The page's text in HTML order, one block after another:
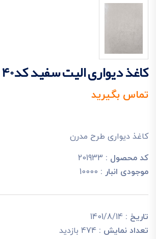
کاغذ دیواری الیت سفید کد40
تماس بگیرید
کاغذ دیواری طرح مدرن
کد محصول : 201933
موجودی انبار : 10000
تاریخ : 1401/8/14
تعداد نمایش : 474 بازدید